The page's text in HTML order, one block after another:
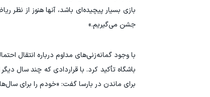
بازی بسیار پیچیده‌ای باشد، آنها هنوز از نظر
جشن می‌گیریم.»
با وجود گمانه‌زنی‌های مداوم درباره انتقال
باشگاه تأکید کرد. با قراردادی که چند سال
برای ماندن در بارسا گفت: «خودم را برای سال‌های زیادی اینجا می‌بینم. تا سال ۲۰۲۸